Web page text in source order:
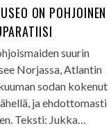
ON POHJOINEN
suurin
Norjassa, Atlantin
sodan kokenut
ja ehdottomasti
Teksti: Jukka…